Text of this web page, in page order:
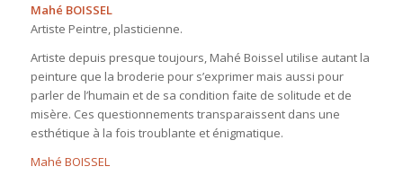
Mahé BOISSEL
Artiste Peintre, plasticienne.
Artiste depuis presque toujours, Mahé Boissel utilise autant la
peinture que la broderie pour s’exprimer mais aussi pour
parler de l’humain et de sa condition faite de solitude et de
misère. Ces questionnements transparaissent dans une
esthétique à la fois troublante et énigmatique.
Mahé BOISSEL